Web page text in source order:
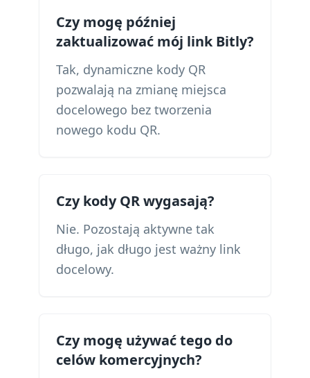
Czy mogę później
zaktualizować mój link Bitly?
Tak, dynamiczne kody QR
pozwalają na zmianę miejsca
docelowego bez tworzenia
nowego kodu QR.
Czy kody QR wygasają?
Nie. Pozostają aktywne tak
długo, jak długo jest ważny link
docelowy.
Czy mogę używać tego do
celów komercyjnych?